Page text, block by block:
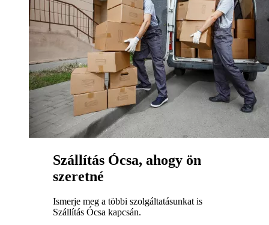
Szállítás Ócsa, ahogy ön
szeretné
Ismerje meg a többi szolgáltatásunkat is
Szállítás Ócsa kapcsán.